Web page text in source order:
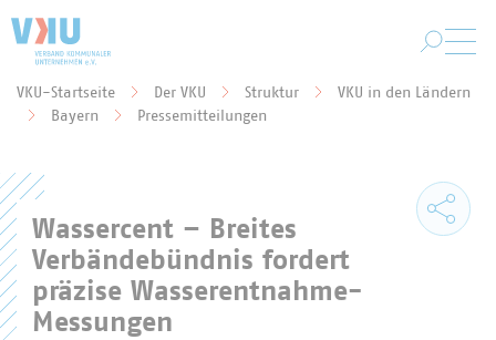
Sie befinden sich hier:
VKU-Startseite Der VKU Struktur
VKU in den Ländern
Bayern
Pressemitteilungen
Wassercent – Breites
Verbändebündnis fordert
präzise Wasserentnahme-
Messungen